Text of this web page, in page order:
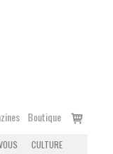
Boutique
Voir
CULTURE